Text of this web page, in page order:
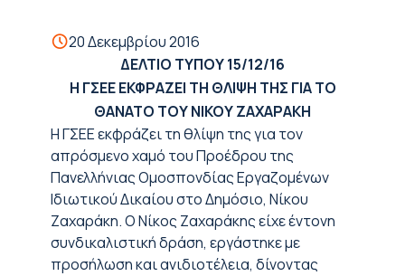
20 Δεκεμβρίου 2016
ΔΕΛΤΙΟ ΤΥΠΟΥ15/12/16
Η ΓΣΕΕ ΕΚΦΡΑΖΕΙ ΤΗ ΘΛΙΨΗ ΤΗΣ ΓΙΑ ΤΟ
ΘΑΝΑΤΟ ΤΟΥ ΝΙΚΟΥ ΖΑΧΑΡΑΚΗ
Η ΓΣΕΕ εκφράζει τη θλίψη της για τον
απρόσμενο χαμό του Προέδρου της
Πανελλήνιας Ομοσπονδίας Εργαζομένων
Ιδιωτικού Δικαίου στο Δημόσιο, Νίκου
Ζαχαράκη. Ο Νίκος Ζαχαράκης είχε έντονη
συνδικαλιστική δράση, εργάστηκε με
προσήλωση και ανιδιοτέλεια, δίνοντας